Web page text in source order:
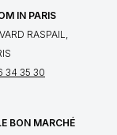
IN PARIS
RASPAIL,
34 35 30
BON MARCHÉ